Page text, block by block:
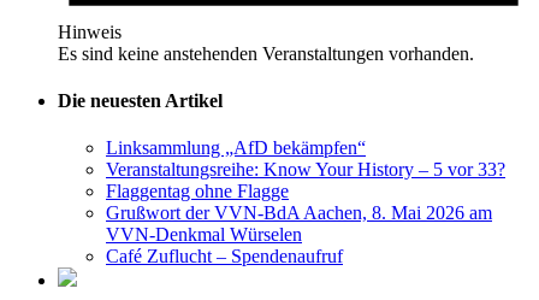
Hinweis
Es sind keine anstehenden Veranstaltungen vorhanden.
Die neuesten Artikel
Linksammlung „AfD bekämpfen“
Veranstaltungsreihe: Know Your History – 5 vor 33?
Flaggentag ohne Flagge
Grußwort der VVN-BdA Aachen, 8. Mai 2026 am
VVN-Denkmal Würselen
Café Zuflucht – Spendenaufruf